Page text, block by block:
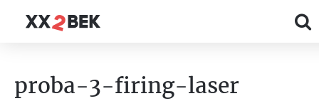
proba-3-firing-laser